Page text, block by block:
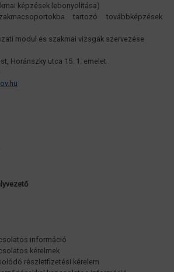
képzések lebonyolítása)
tartozó továbbképzések
modul és szakmai vizsgák szervezése
Horánszky utca 15. 1. emelet
információ
kérelmek
részletfizetési kérelem